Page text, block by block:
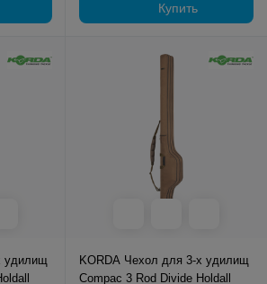
Купить
удилищ
KORDA Чехол для 3-х удилищ
Compac 3 Rod Divide Holdall